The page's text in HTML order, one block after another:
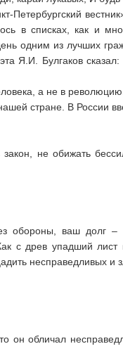
в списках, как и
одним из лучших
Я.И. Булгаков
а не в
стране. В России
не обижать
обороны, ваш долг
с древ упадший
несправедливых и
он обличал